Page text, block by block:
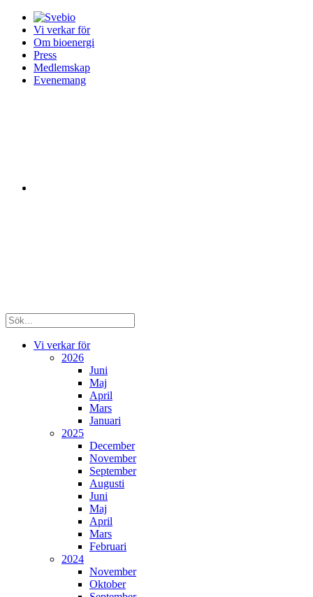
Vi verkar för
Om bioenergi
Press
Medlemskap
Evenemang
Vi verkar för
2026
Juni
Maj
April
Mars
Januari
2025
December
November
September
Augusti
Juni
Maj
April
Mars
Februari
2024
November
Oktober